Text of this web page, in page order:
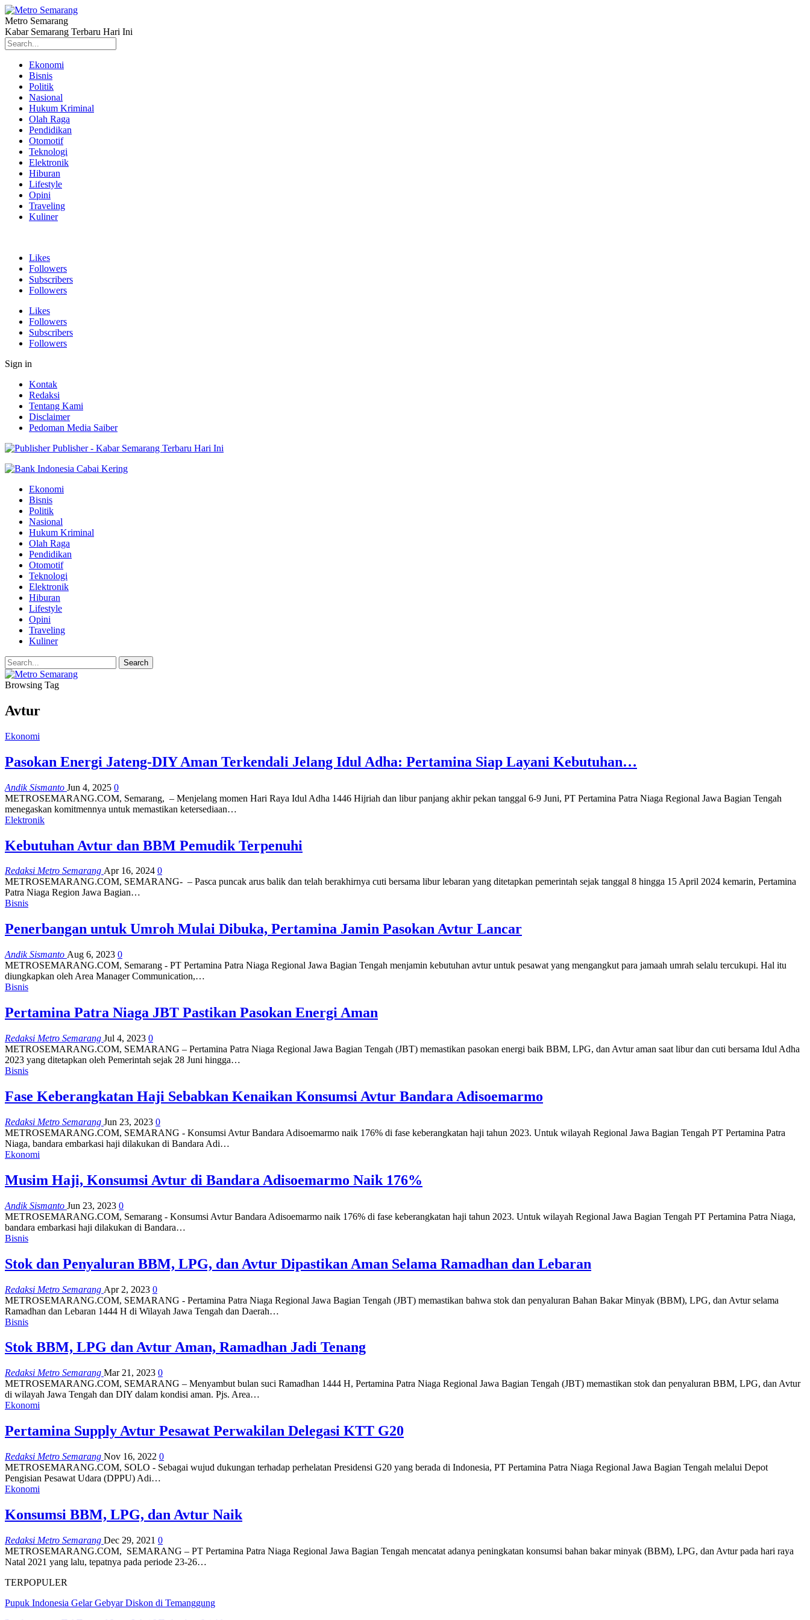
Metro Semarang
Kabar Semarang Terbaru Hari Ini
Ekonomi
Bisnis
Politik
Nasional
Hukum Kriminal
Olah Raga
Pendidikan
Otomotif
Teknologi
Elektronik
Hiburan
Lifestyle
Opini
Traveling
Kuliner
Likes
Followers
Subscribers
Followers
Likes
Followers
Subscribers
Followers
Sign in
Kontak
Redaksi
Tentang Kami
Disclaimer
Pedoman Media Saiber
Publisher - Kabar Semarang Terbaru Hari Ini
Ekonomi
Bisnis
Politik
Nasional
Hukum Kriminal
Olah Raga
Pendidikan
Otomotif
Teknologi
Elektronik
Hiburan
Lifestyle
Opini
Traveling
Kuliner
Browsing Tag
Avtur
Ekonomi
Pasokan Energi Jateng-DIY Aman Terkendali Jelang Idul Adha: Pertamina Siap Layani Kebutuhan…
Andik Sismanto Jun 4, 2025 0
METROSEMARANG.COM, Semarang, – Menjelang momen Hari Raya Idul Adha 1446 Hijriah dan libur panjang akhir pekan tanggal 6-9 Juni, PT Pertamina Patra Niaga Regional Jawa Bagian Tengah
menegaskan komitmennya untuk memastikan ketersediaan…
Elektronik
Kebutuhan Avtur dan BBM Pemudik Terpenuhi
Redaksi Metro Semarang Apr 16, 2024 0
METROSEMARANG.COM, SEMARANG- – Pasca puncak arus balik dan telah berakhirnya cuti bersama libur lebaran yang ditetapkan pemerintah sejak tanggal 8 hingga 15 April 2024 kemarin, Pertamina
Patra Niaga Region Jawa Bagian…
Bisnis
Penerbangan untuk Umroh Mulai Dibuka, Pertamina Jamin Pasokan Avtur Lancar
Andik Sismanto Aug 6, 2023 0
METROSEMARANG.COM, Semarang - PT Pertamina Patra Niaga Regional Jawa Bagian Tengah menjamin kebutuhan avtur untuk pesawat yang mengangkut para jamaah umrah selalu tercukupi. Hal itu
diungkapkan oleh Area Manager Communication,…
Bisnis
Pertamina Patra Niaga JBT Pastikan Pasokan Energi Aman
Redaksi Metro Semarang Jul 4, 2023 0
METROSEMARANG.COM, SEMARANG – Pertamina Patra Niaga Regional Jawa Bagian Tengah (JBT) memastikan pasokan energi baik BBM, LPG, dan Avtur aman saat libur dan cuti bersama Idul Adha
2023 yang ditetapkan oleh Pemerintah sejak 28 Juni hingga…
Bisnis
Fase Keberangkatan Haji Sebabkan Kenaikan Konsumsi Avtur Bandara Adisoemarmo
Redaksi Metro Semarang Jun 23, 2023 0
METROSEMARANG.COM, SEMARANG - Konsumsi Avtur Bandara Adisoemarmo naik 176% di fase keberangkatan haji tahun 2023. Untuk wilayah Regional Jawa Bagian Tengah PT Pertamina Patra
Niaga, bandara embarkasi haji dilakukan di Bandara Adi…
Ekonomi
Musim Haji, Konsumsi Avtur di Bandara Adisoemarmo Naik 176%
Andik Sismanto Jun 23, 2023 0
METROSEMARANG.COM, Semarang - Konsumsi Avtur Bandara Adisoemarmo naik 176% di fase keberangkatan haji tahun 2023. Untuk wilayah Regional Jawa Bagian Tengah PT Pertamina Patra Niaga,
bandara embarkasi haji dilakukan di Bandara…
Bisnis
Stok dan Penyaluran BBM, LPG, dan Avtur Dipastikan Aman Selama Ramadhan dan Lebaran
Redaksi Metro Semarang Apr 2, 2023 0
METROSEMARANG.COM, SEMARANG - Pertamina Patra Niaga Regional Jawa Bagian Tengah (JBT) memastikan bahwa stok dan penyaluran Bahan Bakar Minyak (BBM), LPG, dan Avtur selama
Ramadhan dan Lebaran 1444 H di Wilayah Jawa Tengah dan Daerah…
Bisnis
Stok BBM, LPG dan Avtur Aman, Ramadhan Jadi Tenang
Redaksi Metro Semarang Mar 21, 2023 0
METROSEMARANG.COM, SEMARANG – Menyambut bulan suci Ramadhan 1444 H, Pertamina Patra Niaga Regional Jawa Bagian Tengah (JBT) memastikan stok dan penyaluran BBM, LPG, dan Avtur
di wilayah Jawa Tengah dan DIY dalam kondisi aman. Pjs. Area…
Ekonomi
Pertamina Supply Avtur Pesawat Perwakilan Delegasi KTT G20
Redaksi Metro Semarang Nov 16, 2022 0
METROSEMARANG.COM, SOLO - Sebagai wujud dukungan terhadap perhelatan Presidensi G20 yang berada di Indonesia, PT Pertamina Patra Niaga Regional Jawa Bagian Tengah melalui Depot
Pengisian Pesawat Udara (DPPU) Adi…
Ekonomi
Konsumsi BBM, LPG, dan Avtur Naik
Redaksi Metro Semarang Dec 29, 2021 0
METROSEMARANG.COM, SEMARANG – PT Pertamina Patra Niaga Regional Jawa Bagian Tengah mencatat adanya peningkatan konsumsi bahan bakar minyak (BBM), LPG, dan Avtur pada hari raya
Natal 2021 yang lalu, tepatnya pada periode 23-26…
TERPOPULER
Pupuk Indonesia Gelar Gebyar Diskon di Temanggung